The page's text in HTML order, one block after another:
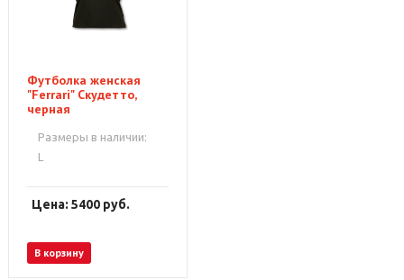
Футболка женская
"Ferrari" Скудетто,
черная
Размеры в наличии:
L
Цена: 5400 руб.
В корзину